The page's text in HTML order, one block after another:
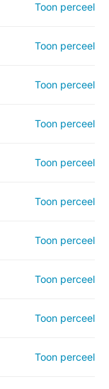
Toon perceel
Toon perceel
Toon perceel
Toon perceel
Toon perceel
Toon perceel
Toon perceel
Toon perceel
Toon perceel
Toon perceel